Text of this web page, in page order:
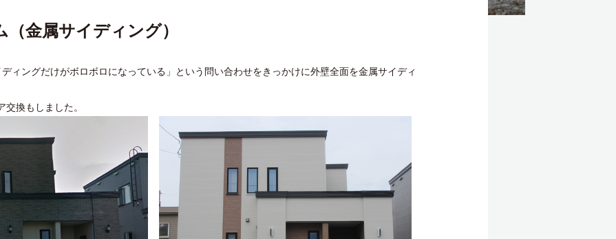
金属サイディング）
ディングだけがボロボロになっている」という問い合わせをきっかけに外壁全面を金属サイディ
換もしました。